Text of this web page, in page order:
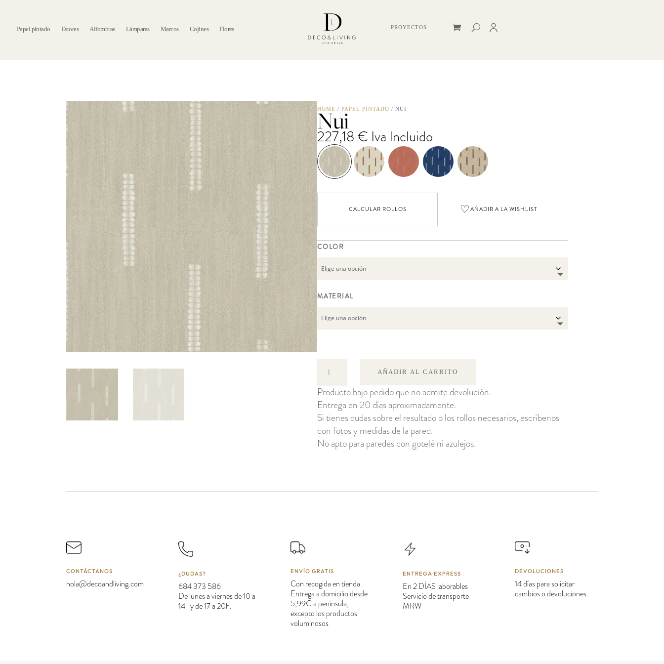
Papel pintado Estores Alfombras Lámparas Marcos Cojines Flores PROYECTOS
HOME /PAPEL PINTADO / NUI
Nui
227,18€ Iva Incluido
CALCULAR ROLLOS ♡AÑADIR A LA WISHLIST
COLOR
MATERIAL
AÑADIR AL CARRITO
Producto bajo pedido que no admite devolución.
Entrega en 20 días aproximadamente.
Si tienes dudas sobre el resultado o los rollos necesarios, escríbenos
con fotos y medidas de la pared.
No apto para paredes con gotelé ni azulejos.
CONTÁCTANOS
hola@decoandliving.com
¿DUDAS?
684 373 586
De lunes a viernes de 10 a
14 y de 17 a 20h.
ENVÍO GRATIS
Con recogida en tienda
Entrega a domicilio desde
5,99€ a península,
excepto los productos
voluminosos
ENTREGA EXPRESS
En 2 DÍAS laborables
Servicio de transporte
MRW
DEVOLUCIONES
14 días para solicitar
cambios o devoluciones.